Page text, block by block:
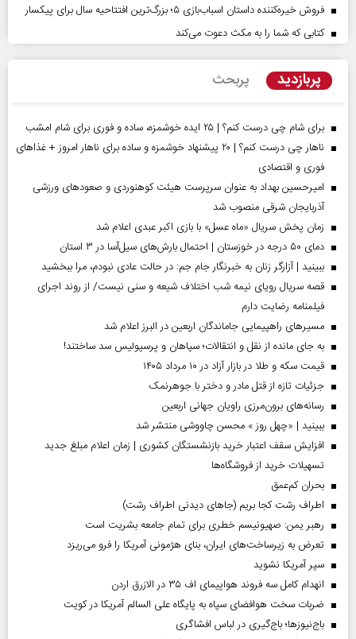
فروش خیره‌کننده داستان اسباب‌بازی ۵؛ بزرگ‌ترین افتتاحیه سال برای پیکسار
کتابی که شما را به مکث دعوت می‌کند
پربازدید پربحث
برای شام چی درست کنم؟ | ۲۵ ایده خوشمزه، ساده و فوری برای شام امشب
ناهار چی درست کنم؟ | ۲۰ پیشنهاد خوشمزه و ساده برای ناهار امروز + غذاهای
فوری و اقتصادی
امیرحسین بهداد به عنوان سرپرست هیئت کوهنوردی و صعودهای ورزشی
آذربایجان شرقی منصوب شد
زمان پخش سریال «ماه عسل» با بازی اکبر عبدی اعلام شد
دمای ۵۰ درجه در خوزستان | احتمال بارش‌های سیل‌آسا در ۳ استان
ببینید | آزارگر زنان به خبرنگار جام جم: در حالت عادی نبودم، مرا ببخشید
قصه سریال رویای نیمه شب اختلاف شیعه و سنی نیست/ از روند اجرای
فیلمنامه رضایت دارم
مسیر‌های راهپیمایی جاماندگان اربعین در البرز اعلام شد
به جای مانده از نقل و انتقالات؛ سپاهان و پرسپولیس سد ساختند!
قیمت سکه و طلا در بازار آزاد در ۱۰ مرداد ۱۴۰۵
جزئیات تازه از قتل مادر و دختر با جوهرنمک
رسانه‌های برون‌مرزی راویان جهانی اربعین
ببینید | «چهل روز » محسن چاووشی منتشر شد
افزایش سقف اعتبار خرید بازنشستگان کشوری | زمان اعلام مبلغ جدید
تسهیلات خرید از فروشگاه‌ها
بحران کم‌عمق
اطراف رشت کجا بریم (جاهای دیدنی اطراف رشت)
رهبر یمن: صهیونیسم خطری برای تمام جامعه بشریت است
تعرض به زیرساخت‌های ایران، بنای هژمونی آمریکا را فرو می‌ریزد
سپر آمریکا نشوید
انهدام کامل سه فروند هواپیمای اف ۳۵ در الازرق اردن
ضربات سخت هوافضای سپاه به پایگاه علی السالم آمریکا در کویت
باج‌نیوزها؛ باج‌گیری در لباس افشاگری